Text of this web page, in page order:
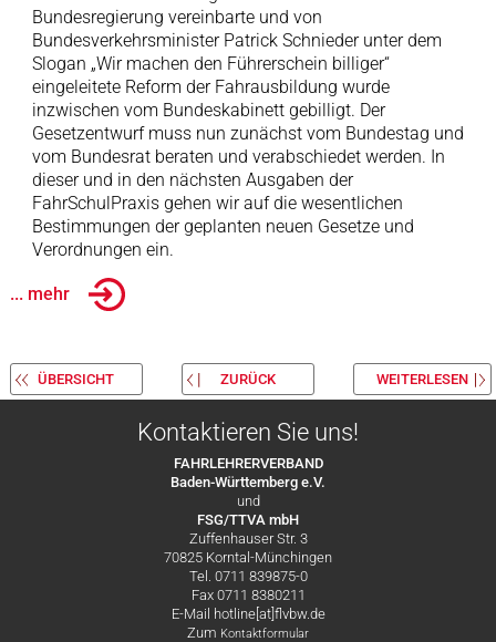
Bundesregierung vereinbarte und von
Bundesverkehrsminister Patrick Schnieder unter dem
Slogan „Wir machen den Führerschein billiger“
eingeleitete Reform der Fahrausbildung wurde
inzwischen vom Bundeskabinett gebilligt. Der
Gesetzentwurf muss nun zunächst vom Bundestag und
vom Bundesrat beraten und verabschiedet werden. In
dieser und in den nächsten Ausgaben der
FahrSchulPraxis gehen wir auf die wesentlichen
Bestimmungen der geplanten neuen Gesetze und
Verordnungen ein.
... mehr
ÜBERSICHT ZURÜCK WEITERLESEN
Kontaktieren Sie uns!
FAHRLEHRERVERBAND
Baden-Württemberg e.V.
und
FSG/TTVA mbH
Zuffenhauser Str. 3
70825 Korntal-Münchingen
Tel. 0711 839875-0
Fax 0711 8380211
E-Mail hotline[at]flvbw.de
Zum Kontaktformular